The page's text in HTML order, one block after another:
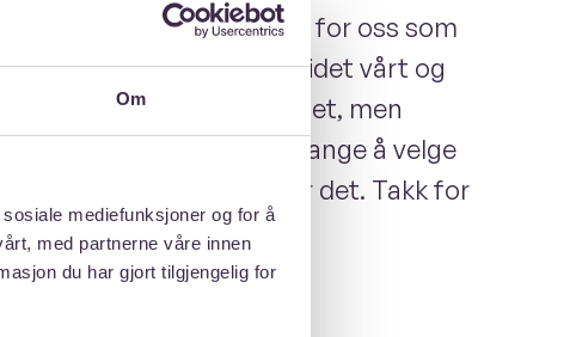
Om
mediefunksjoner og for å
med partnerne våre innen
du har gjort tilgjengelig for
og som politisk talerør for oss som
rundt det politiske arbeidet vårt og
stor verdi for samfunnet, men
mindre attraktivt for mange å velge
for alle som ønsker det. Takk for